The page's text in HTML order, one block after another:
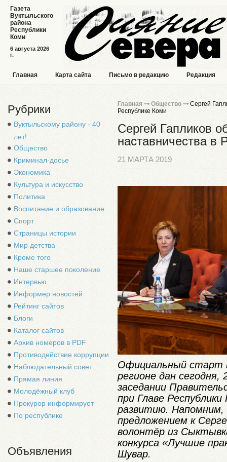
6 августа 2026
г.
Газета
Вуктыльского
района
Республики
Коми
Главная Карта сайта Письмо в редакцию Редакция
Рубрики
Вуктыльскому району - 40
лет!
Общество
Криминал-досье
Экономика
Культура и искусство
Политика
Воспитание и образование
Спорт
Страницы истории
Мир детства
Кроме того
Наше старшее поколение
Интервью
Информер новостей
Рейтинг сайтов
Блоги
Каталог сайтов
Архив номеров в PDF
Противодействие коррупции
Наблюдательный совет
Прямая линия
Молодёжный клуб
Прокурор информирует
По республике
Объявления
Главная Общество
Сергей
Республике Коми
Сергей Гапликов
наставничества в
21 МАРТА 2019
Официальный старт
регионе дан
заседании
при Главе
развитию. Напомним,
предложением к
волонтёр из
конкурса «Лучшие
Шувар.